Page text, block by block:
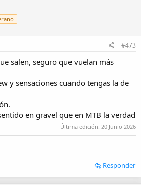
de momento en edición
#473
salen, seguro que vuelan más
y sensaciones cuando tengas la de
en gravel que en MTB la verdad
Última edición: 20 Junio 2026
Responder